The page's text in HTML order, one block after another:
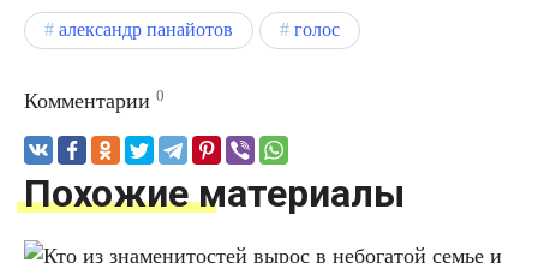
александр панайотов голос
Комментарии 0
Похожие материалы